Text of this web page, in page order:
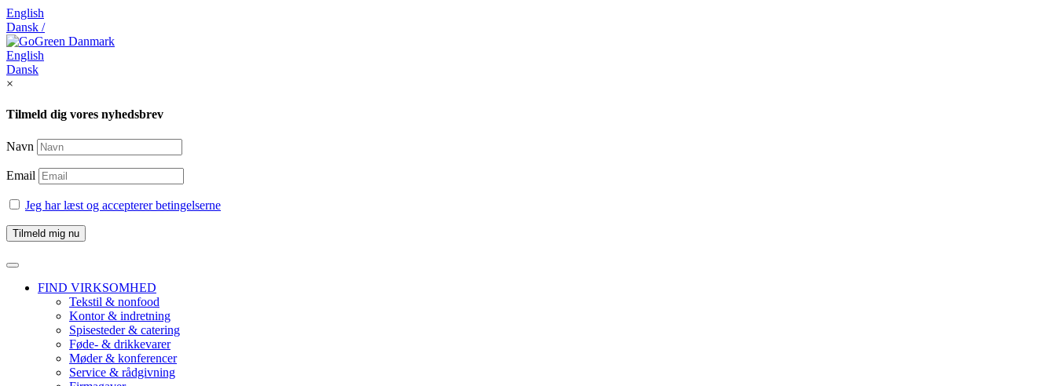
English
Dansk /
English
Dansk
×
Tilmeld dig vores nyhedsbrev
Navn
Email
Jeg har læst og accepterer betingelserne
FIND VIRKSOMHED
Tekstil & nonfood
Kontor & indretning
Spisesteder & catering
Føde- & drikkevarer
Møder & konferencer
Service & rådgivning